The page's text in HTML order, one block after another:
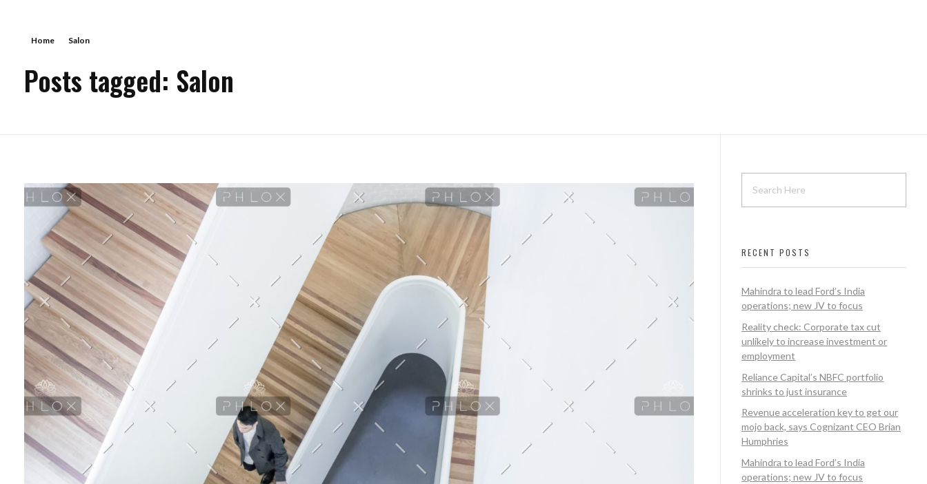
Home Salon
Posts tagged: Salon
RECENT POSTS
Mahindra to lead Ford’s India
operations; new JV to focus
Reality check: Corporate tax cut
unlikely to increase investment or
employment
Reliance Capital’s NBFC portfolio
shrinks to just insurance
Revenue acceleration key to get our
mojo back, says Cognizant CEO Brian
Humphries
Mahindra to lead Ford’s India
operations; new JV to focus